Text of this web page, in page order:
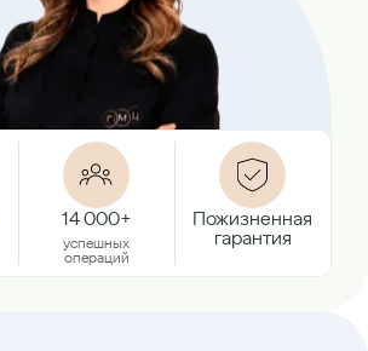
14 000+
успешных
операций
Пожизненная
гарантия